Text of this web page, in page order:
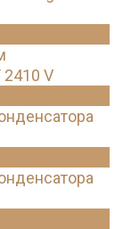
2410 V